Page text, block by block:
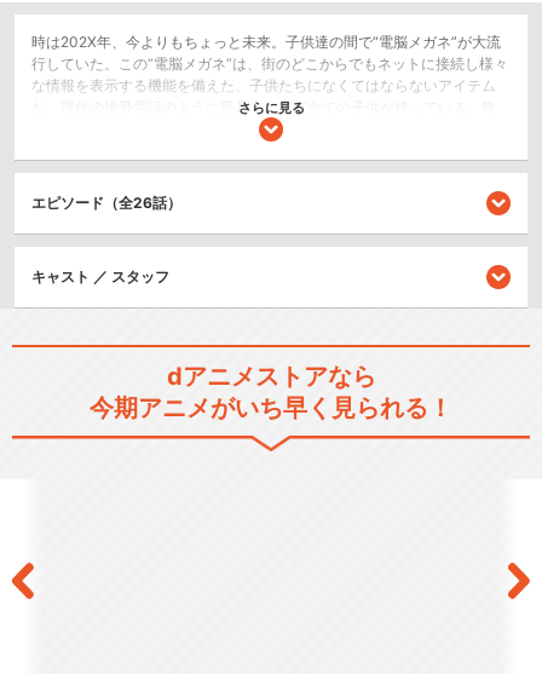
時は202X年、今よりもちょっと未来。子供達の間で“電脳メガネ”が大流
行していた。この“電脳メガネ”は、街のどこからでもネットに接続し様々
な情報を表示する機能を備えた、子供たちになくてはならないアイテム
だ。現代の携帯電話のように普及し、ほぼ全ての子供が持っている。舞
台は由緒ある神社仏閣が建ち並ぶ古都でありながら、最新の電脳インフ
学校最後の夏休みを目前に、父の仕事の都合で大黒市に引っ越すことに
なる。そこで出会ったのは、もう一人の“ユウコ”、天沢勇子（あまさわゆ
うこ） 。同じ名前で同じ歳だが全くタイプの違う二人。新しい学校で個
性豊かな子供たちと出会い、電脳空間で次々と巻き起こるフシギな出来
さらに見る
閉じる
エピソード（全26話）
キャスト ／ スタッフ
dアニメストアなら
今期アニメがいち早く見られる！